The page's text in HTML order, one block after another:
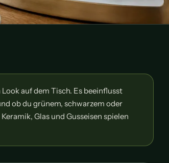
auf dem Tisch. Es beeinflusst
ob du grünem, schwarzem oder
Glas und Gusseisen spielen